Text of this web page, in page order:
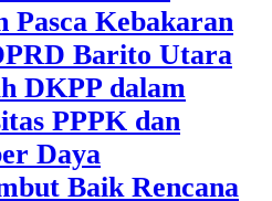
Pasca Kebakaran
Barito Utara
DKPP dalam
PPPK dan
Daya
Baik Rencana